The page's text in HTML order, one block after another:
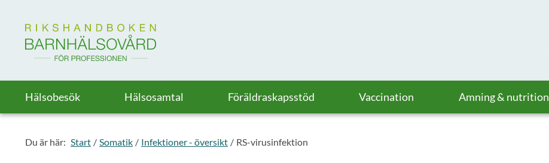
Till startsidan för Rikshandboken i barnhälsovård
Hälsobesök Hälsosamtal Föräldraskapsstöd Vaccination Amning & nutrition
Du är här: Start Somatik Infektioner - översikt RS-virusinfektion